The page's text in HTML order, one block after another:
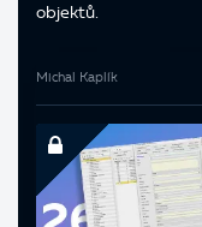
objektů.
Michal Kaplík